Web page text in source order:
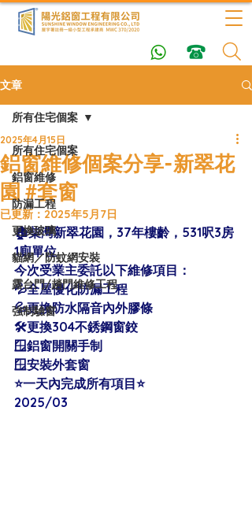
文章
所有住宅個案
鋁窗維修
防漏工程
更換玻璃
貓網／防蚊網安裝
露台門/趟門維修工程
強制驗窗
所有住宅個案
鋁窗維修個案分享-新翠花
園 #套窗
2025年4月15日
已更新： 2025年5月7日
🏠柴灣新翠花園，37年樓齡，531呎3房
1廁單位
今次受業主委託以下維修項目：
💦全屋優化防漏工程
💦更換防水隔音內外膠條
🛠更換304不銹鋼窗鉸
🪟鋁窗開關手制
🪟安裝外套窗
⭐️一天內完成所有項目⭐️
2025/03